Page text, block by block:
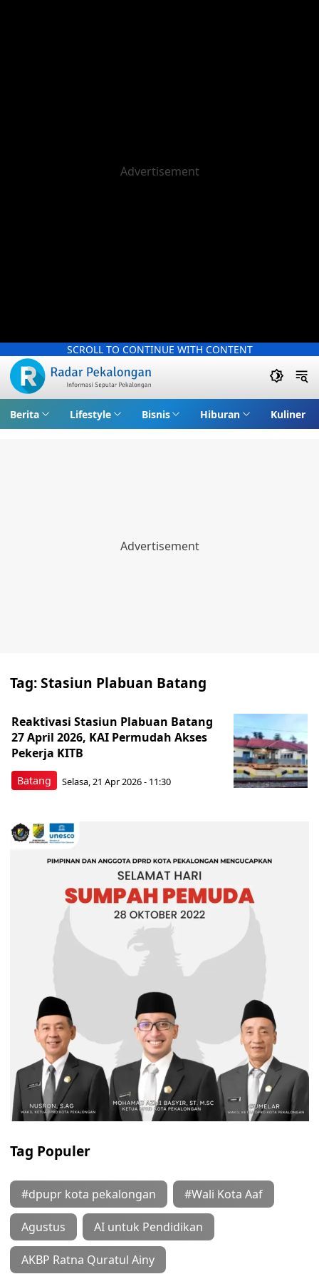
SCROLL TO CONTINUE WITH CONTENT
Berita Lifestyle Bisnis Hiburan Kuliner
Tag:Stasiun Plabuan Batang
Batang
Reaktivasi Stasiun Plabuan Batang
27 April 2026, KAI Permudah Akses
Pekerja KITB
Selasa, 21 Apr 2026 - 11:30
Tag Populer
#dpupr kota pekalongan #Wali Kota Aaf
Agustus AI untuk Pendidikan
AKBP Ratna Quratul Ainy